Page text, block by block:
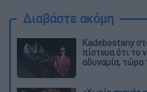
Διαβάστε ακόμη
Kadebostany
πίστευα ότι το
αδυναμία,